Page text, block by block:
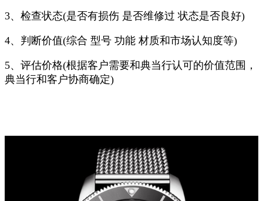
3、检查状态(是否有损伤 是否维修过 状态是否良好)
4、判断价值(综合 型号 功能 材质和市场认知度等)
5、评估价格(根据客户需要和典当行认可的价值范围，
典当行和客户协商确定)